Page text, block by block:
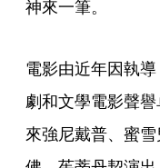
神來一筆。
電影由近年因執
劇和文學電影聲
來強尼戴普、蜜